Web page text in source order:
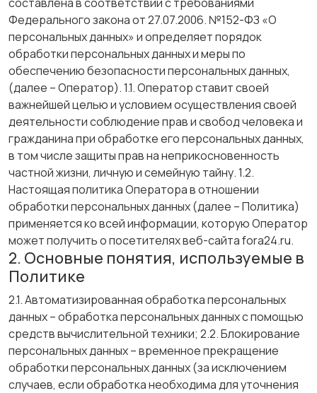
Федерального закона от 27.07.2006. №152-ФЗ «О
персональных данных» и определяет порядок
обработки персональных данных и меры по
обеспечению безопасности персональных данных,
(далее – Оператор). 1.1. Оператор ставит своей
важнейшей целью и условием осуществления своей
деятельности соблюдение прав и свобод человека и
гражданина при обработке его персональных данных,
в том числе защиты прав на неприкосновенность
частной жизни, личную и семейную тайну. 1.2.
Настоящая политика Оператора в отношении
обработки персональных данных (далее – Политика)
применяется ко всей информации, которую Оператор
может получить о посетителях веб-сайта fora24.ru.
2. Основные понятия, используемые в
Политике
2.1. Автоматизированная обработка персональных
данных – обработка персональных данных с помощью
средств вычислительной техники; 2.2. Блокирование
персональных данных – временное прекращение
обработки персональных данных (за исключением
случаев, если обработка необходима для уточнения